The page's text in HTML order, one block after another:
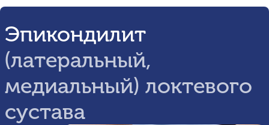
Эпикондилит
(латеральный,
медиальный) локтевого
сустава